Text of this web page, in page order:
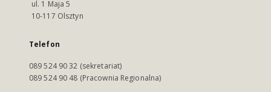
ul. 1 Maja 5
10-117 Olsztyn
Telefon
089 524 90 32 (sekretariat)
089 524 90 48 (Pracownia Regionalna)